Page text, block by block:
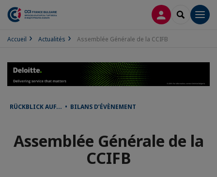
CONNEXION
Accueil Actualités Assemblée Générale de la CCIFB
RÜCKBLICK AUF... • BILANS D’ÉVÈNEMENT
Assemblée Générale de la
CCIFB